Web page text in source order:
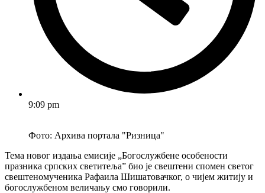
9:09 pm
Фото: Архива портала "Ризница"
Тема новог издања емисије „Богослужбене особености
празника српских светитељаˮ био је свештени спомен светог
свештеномученика Рафаила Шишатовачког, о чијем житију и
богослужбеном величању смо говорили.